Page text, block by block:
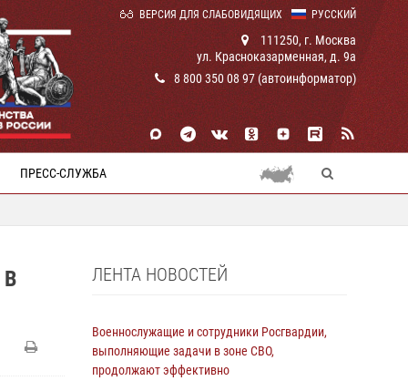
РУССКИЙ
ВЕРСИЯ ДЛЯ СЛАБОВИДЯЩИХ
111250, г. Москва
ул. Красноказарменная, д. 9а
8 800 350 08 97 (автоинформатор)
ПРЕСС-СЛУЖБА
ЛЕНТА НОВОСТЕЙ
Военнослужащие и сотрудники Росгвардии,
выполняющие задачи в зоне СВО,
продолжают эффективно